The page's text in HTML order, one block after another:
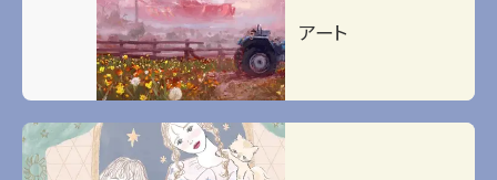
アート